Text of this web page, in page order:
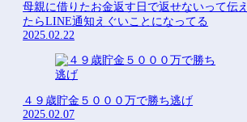
母親に借りたお金返す日で返せないって伝え
たらLINE通知えぐいことになってる
2025.02.22
４９歳貯金５０００万で勝ち逃げ
2025.02.07